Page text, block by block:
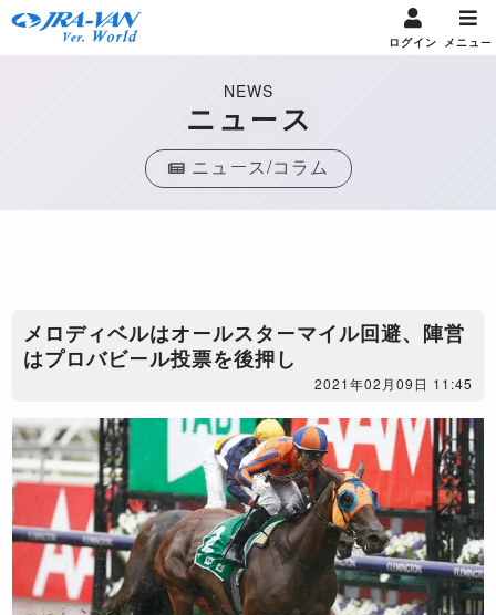
ログイン メニュー
NEWS
ニュース
ニュース/コラム
​メロディベルはオールスターマイル回避、陣営
はプロバビール投票を後押し
2021年02月09日 11:45